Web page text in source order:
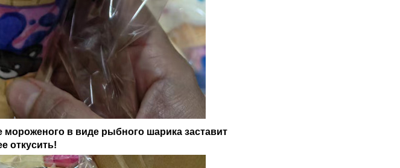
мороженого в виде рыбного шарика заставит
откусить!